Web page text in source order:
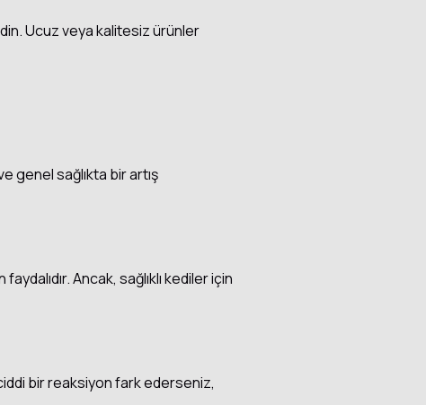
Ucuz veya kalitesiz ürünler
genel sağlıkta bir artış
Ancak, sağlıklı kediler için
bir reaksiyon fark ederseniz,